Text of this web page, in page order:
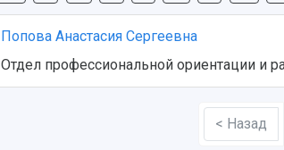
Попова Анастасия Сергеевна
Отдел профессиональной ориентации и
< Назад